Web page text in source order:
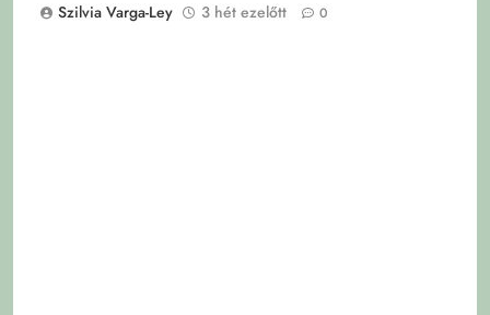
Szilvia Varga-Ley
3 hét ezelőtt 0